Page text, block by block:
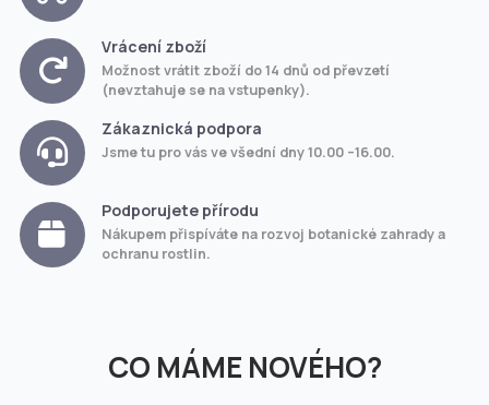
Vrácení zboží
Možnost vrátit zboží do 14 dnů od převzetí
(nevztahuje se na vstupenky).
Zákaznická podpora
Jsme tu pro vás ve všední dny 10.00 –16.00.
Podporujete přírodu
Nákupem přispíváte na rozvoj botanické zahrady a
ochranu rostlin.
CO MÁME NOVÉHO?